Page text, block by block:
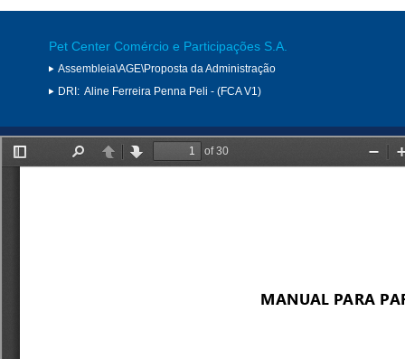
Pet Center Comércio e Participações S.A.
Assembleia\AGE\Proposta da Administração
DRI: Aline Ferreira Penna Peli - (FCA V1)